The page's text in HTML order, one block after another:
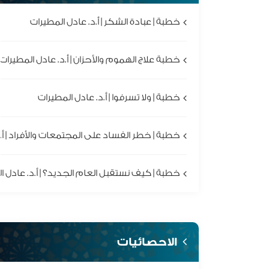
خطبة | عبادة الشكر | أ.د. عادل المطيرات
خطبة علاج الهموم والأحزان | أ.د. عادل المطيرات
خطبة | ولا تسرفوا | أ.د. عادل المطيرات
خطبة | خطر الفساد على المجتمعات والأفراد |
خطبة | كيف نستقبل العام الجديد؟ | أ.د. عادل
الاحصائيات